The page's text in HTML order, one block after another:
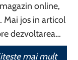
online,
Mai jos in articol
dezvoltarea…
mai mult